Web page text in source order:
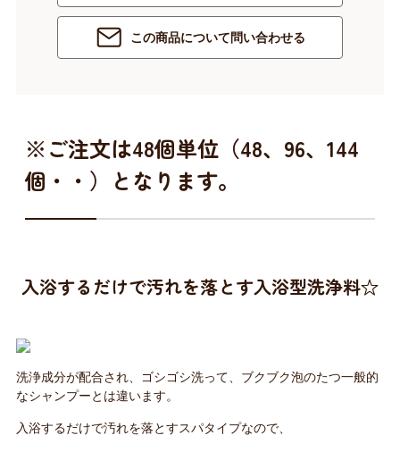
この商品について問い合わせる
※ご注文は48個単位（48、96、144
個・・）となります。
入浴するだけで汚れを落とす入浴型洗浄料☆
洗浄成分が配合され、ゴシゴシ洗って、ブクブク泡のたつ一般的
なシャンプーとは違います。
入浴するだけで汚れを落とすスパタイプなので、